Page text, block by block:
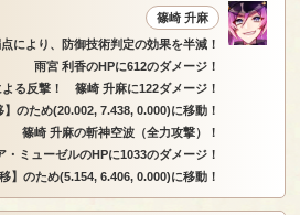
篠崎 升麻
により、防御技術判定の効果を半減！
雨宮 利香のHPに612のダメージ！
よる反撃！ 篠崎 升麻に122ダメージ！
のため(20.002, 7.438, 0.000)に移動！
篠崎 升麻の斬神空波（全力攻撃）！
・ミューゼルのHPに1033のダメージ！
】のため(5.154, 6.406, 0.000)に移動！